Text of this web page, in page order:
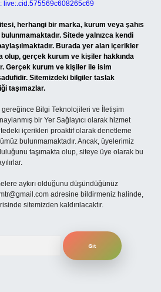
live:.cid.575569c608265c69
herhangi bir marka, kurum veya şahıs
Sitede yalnızca kendi
Burada yer alan içerikler
olup, gerçek kurum ve kişiler hakkında
Gerçek kurum ve kişiler ile isim
Sitemizdeki bilgiler taslak
taşımazlar.
gereğince Bilgi Teknolojileri ve İletişim
bir Yer Sağlayıcı olarak hizmet
içerikleri proaktif olarak denetleme
bulunmamaktadır. Ancak, üyelerimiz
taşımakta olup, siteye üye olarak bu
aykırı olduğunu düşündüğünüz
adresine bildirmeniz halinde,
sitemizden kaldırılacaktır.